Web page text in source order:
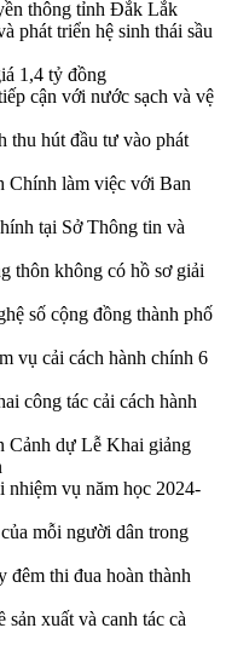
thông tỉnh Đắk Lắk
phát triển hệ sinh thái sầu
1,4 tỷ đồng
cận với nước sạch và vệ
thu hút đầu tư vào phát
Chính làm việc với Ban
tại Sở Thông tin và
thôn không có hồ sơ giải
số cộng đồng thành phố
vụ cải cách hành chính 6
công tác cải cách hành
dự Lễ Khai giảng
vụ năm học 2024-
mỗi người dân trong
đêm thi đua hoàn thành
xuất và canh tác cà